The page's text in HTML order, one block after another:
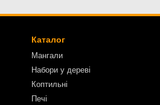
Каталог
Мангали
Набори у дереві
Коптильні
Печі